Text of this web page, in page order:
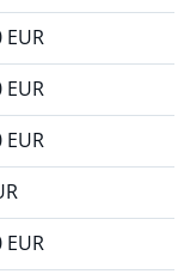
EUR
EUR
EUR
EUR